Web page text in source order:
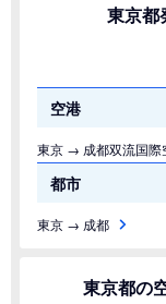
東京都
空港
東京 → 成都双流国際
都市
東京 → 成都
東京都の